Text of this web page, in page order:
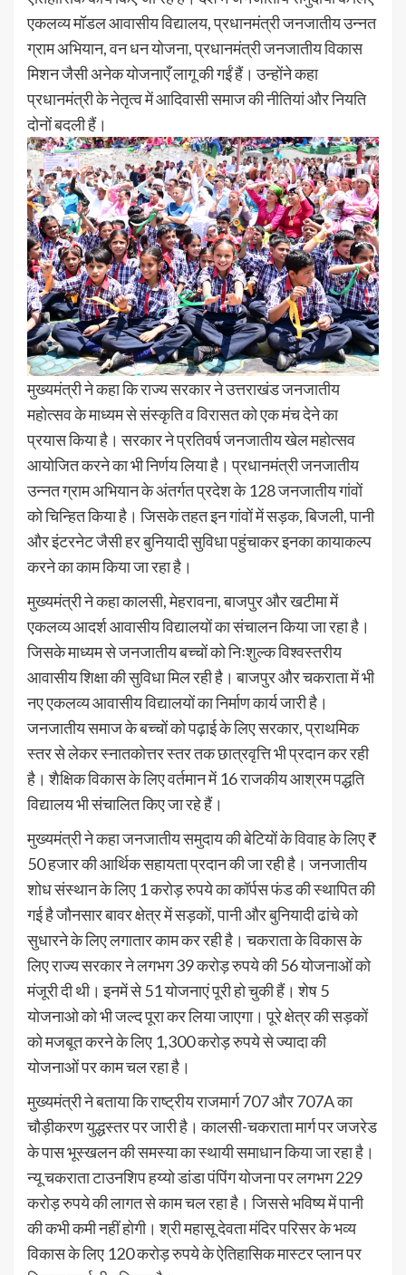
एकलव्य मॉडल आवासीय विद्यालय, प्रधानमंत्री जनजातीय उन्नत
ग्राम अभियान, वन धन योजना, प्रधानमंत्री जनजातीय विकास
मिशन जैसी अनेक योजनाएँ लागू की गईं हैं। उन्होंने कहा
प्रधानमंत्री के नेतृत्व में आदिवासी समाज की नीतियां और नियति
दोनों बदली हैं।
मुख्यमंत्री ने कहा कि राज्य सरकार ने उत्तराखंड जनजातीय
महोत्सव के माध्यम से संस्कृति व विरासत को एक मंच देने का
प्रयास किया है। सरकार ने प्रतिवर्ष जनजातीय खेल महोत्सव
आयोजित करने का भी निर्णय लिया है। प्रधानमंत्री जनजातीय
उन्नत ग्राम अभियान के अंतर्गत प्रदेश के 128 जनजातीय गांवों
को चिन्हित किया है। जिसके तहत इन गांवों में सड़क, बिजली, पानी
और इंटरनेट जैसी हर बुनियादी सुविधा पहुंचाकर इनका कायाकल्प
करने का काम किया जा रहा है।
मुख्यमंत्री ने कहा कालसी, मेहरावना, बाजपुर और खटीमा में
एकलव्य आदर्श आवासीय विद्यालयों का संचालन किया जा रहा है।
जिसके माध्यम से जनजातीय बच्चों को निःशुल्क विश्वस्तरीय
आवासीय शिक्षा की सुविधा मिल रही है। बाजपुर और चकराता में भी
नए एकलव्य आवासीय विद्यालयों का निर्माण कार्य जारी है।
जनजातीय समाज के बच्चों को पढ़ाई के लिए सरकार, प्राथमिक
स्तर से लेकर स्नातकोत्तर स्तर तक छात्रवृत्ति भी प्रदान कर रही
है। शैक्षिक विकास के लिए वर्तमान में 16 राजकीय आश्रम पद्धति
विद्यालय भी संचालित किए जा रहे हैं।
मुख्यमंत्री ने कहा जनजातीय समुदाय की बेटियों के विवाह के लिए ₹
50 हजार की आर्थिक सहायता प्रदान की जा रही है। जनजातीय
शोध संस्थान के लिए 1 करोड़ रुपये का कॉर्पस फंड की स्थापित की
गई है जौनसार बावर क्षेत्र में सड़कों, पानी और बुनियादी ढांचे को
सुधारने के लिए लगातार काम कर रही है। चकराता के विकास के
लिए राज्य सरकार ने लगभग 39 करोड़ रुपये की 56 योजनाओं को
मंजूरी दी थी। इनमें से 51 योजनाएं पूरी हो चुकी हैं। शेष 5
योजनाओ को भी जल्द पूरा कर लिया जाएगा। पूरे क्षेत्र की सड़कों
को मजबूत करने के लिए 1,300 करोड़ रुपये से ज्यादा की
योजनाओं पर काम चल रहा है।
मुख्यमंत्री ने बताया कि राष्ट्रीय राजमार्ग 707 और 707A का
चौड़ीकरण युद्धस्तर पर जारी है। कालसी-चकराता मार्ग पर जजरेड
के पास भूस्खलन की समस्या का स्थायी समाधान किया जा रहा है।
न्यू चकराता टाउनशिप हय्यो डांडा पंपिंग योजना पर लगभग 229
करोड़ रुपये की लागत से काम चल रहा है। जिससे भविष्य में पानी
की कभी कमी नहीं होगी। श्री महासू देवता मंदिर परिसर के भव्य
विकास के लिए 120 करोड़ रुपये के ऐतिहासिक मास्टर प्लान पर